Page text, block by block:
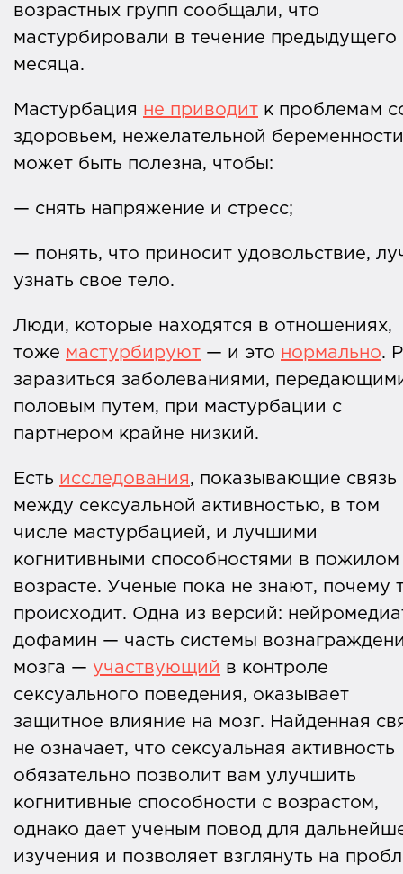
возрастных групп сообщали, что
мастурбировали в течение предыдущего
месяца.
Мастурбация не приводит к проблемам
здоровьем, нежелательной
может быть полезна, чтобы:
— снять напряжение и стресс;
— понять, что приносит удовольствие,
узнать свое тело.
Люди, которые находятся в отношениях,
тоже мастурбируют — и это нормально.
заразиться заболеваниями,
половым путем, при мастурбации с
партнером крайне низкий.
Есть исследования, показывающие связь
между сексуальной активностью, в том
числе мастурбацией, и лучшими
когнитивными способностями в пожилом
возрасте. Ученые пока не знают, почему
происходит. Одна из версий:
дофамин — часть системы
мозга — участвующий в контроле
сексуального поведения, оказывает
защитное влияние на мозг. Найденная
не означает, что сексуальная активность
обязательно позволит вам улучшить
когнитивные способности с возрастом,
однако дает ученым повод для
изучения и позволяет взглянуть на